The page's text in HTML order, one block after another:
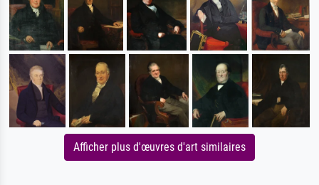
Afficher plus d'œuvres d'art similaires